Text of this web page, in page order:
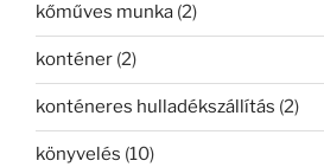
kőműves munka (2)
konténer (2)
konténeres hulladékszállítás (2)
könyvelés (10)